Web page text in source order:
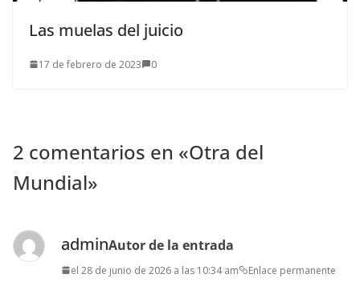
Las muelas del juicio
17 de febrero de 2023 0
2 comentarios en «Otra del
Mundial»
adminAutor de la entrada
el 28 de junio de 2026 a las 10:34 am Enlace permanente